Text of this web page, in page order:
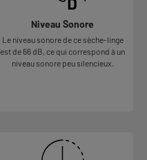
Niveau Sonore
Le niveau sonore de ce sèche-linge
est de 66 dB, ce qui correspond à un
niveau sonore peu silencieux.